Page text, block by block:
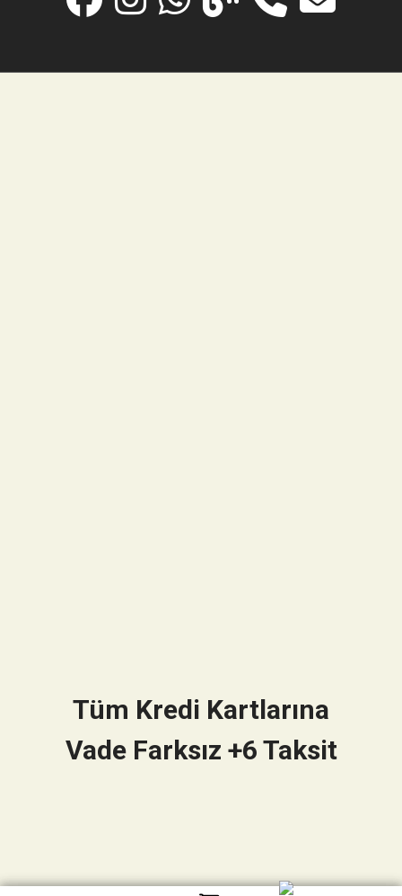
Tüm Kredi Kartlarına
Vade Farksız +6 Taksit